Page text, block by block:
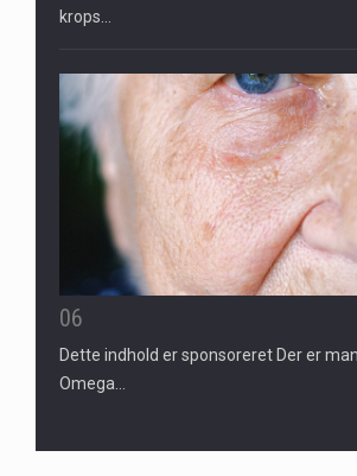
krops…
06
Dette indhold er sponsoreret Der er
Omega…